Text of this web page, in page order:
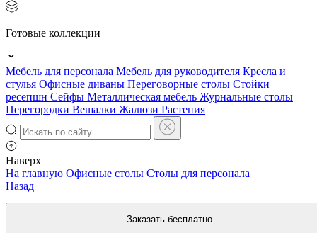
Готовые коллекции
Мебель для персонала Мебель для руководителя Кресла и
стулья Офисные диваны Переговорные столы Стойки
ресепшн Сейфы Металлическая мебель Журнальные столы
Перегородки Вешалки Жалюзи Растения
Наверх
Заказать бесплатно
На главную Офисные столы Столы для персонала
Назад